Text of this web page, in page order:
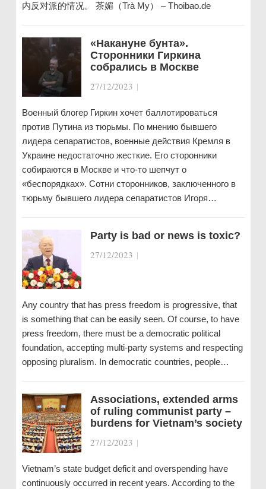
内反对派的情况。 茶媚（Trà My） – Thoibao.de
«Накануне бунта».
Сторонники Гиркина
собрались в Москве
27/12/2023 |
Военный блогер Гиркин хочет баллотироваться
против Путина из тюрьмы. По мнению бывшего
лидера сепаратистов, военные действия Кремля в
Украине недостаточно жесткие. Его сторонники
собираются в Москве и что-то шепчут о
«беспорядках». Сотни сторонников, заключенного в
тюрьму бывшего лидера сепаратистов Игоря…
Party is bad or news is toxic?
27/12/2023 |
Any country that has press freedom is progressive, that
is something that can be easily seen. Of course, to have
press freedom, there must be a democratic political
foundation, accepting multi-party systems and respecting
opposing pluralism. In democratic countries, people…
Associations, extended arms
of ruling communist party –
burdens for Vietnam’s society
27/12/2023 |
Vietnam’s state budget deficit and overspending have
continuously occurred in recent years. According to the